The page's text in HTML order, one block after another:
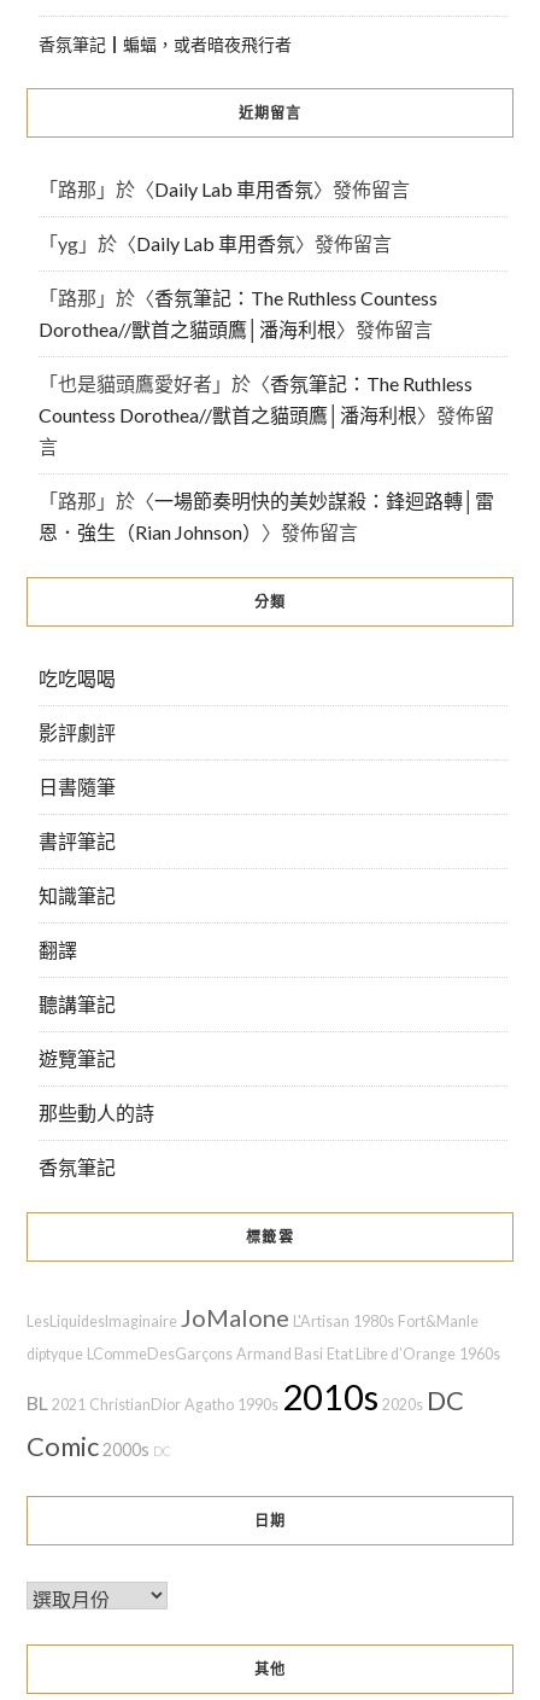
香氛筆記┃蝙蝠，或者暗夜飛行者
近期留言
「路那 」於〈Daily Lab 車用香氛〉發佈留言
「yg」於〈Daily Lab 車用香氛〉發佈留言
「路那 」於〈香氛筆記：The Ruthless Countess
Dorothea//獸首之貓頭鷹│潘海利根〉發佈留言
「也是貓頭鷹愛好者」於〈香氛筆記：The Ruthless
Countess Dorothea//獸首之貓頭鷹│潘海利根〉發佈留
言
「路那 」於〈一場節奏明快的美妙謀殺：鋒迴路轉│雷
恩．強生（Rian Johnson） 〉發佈留言
分類
吃吃喝喝
影評劇評
日書隨筆
書評筆記
知識筆記
翻譯
聽講筆記
遊覽筆記
那些動人的詩
香氛筆記
標籤雲
LesLiquidesImaginaire JoMalone L'Artisan 1980s Fort&Manle
diptyque LCommeDesGarçons Armand Basi Etat Libre d’Orange 1960s
BL 2021 ChristianDior Agatho 1990s 2010s 2020s DC
Comic 2000s DC
日期
其他